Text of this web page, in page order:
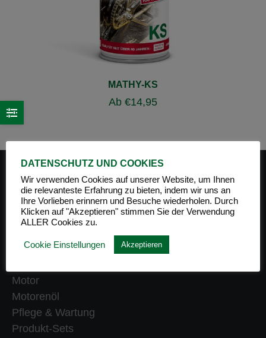
MATHY-KS
Ab €14,95
PRODUKT-KATEGORIEN
Getriebe
Klassiker
Motor
Motorenöl
Pflege & Wartung
Produkt-Sets
DATENSCHUTZ UND COOKIES
Wir verwenden Cookies auf unserer Website, um Ihnen
die relevanteste Erfahrung zu bieten, indem wir uns an
Ihre Vorlieben erinnern und Besuche wiederholen. Durch
Klicken auf "Akzeptieren" stimmen Sie der Verwendung
ALLER Cookies zu.
Cookie Einstellungen Akzeptieren